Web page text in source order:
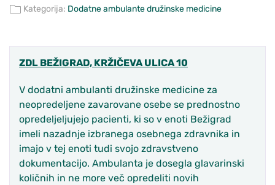
Kategorija: Dodatne ambulante družinske medicine
ZDL BEŽIGRAD, KRŽIČEVA ULICA 10
V dodatni ambulanti družinske medicine za
neopredeljene zavarovane osebe se prednostno
opredeljeljujejo pacienti, ki so v enoti Bežigrad
imeli nazadnje izbranega osebnega zdravnika in
imajo v tej enoti tudi svojo zdravstveno
dokumentacijo. Ambulanta je dosegla glavarinski
količnih in ne more več opredeliti novih